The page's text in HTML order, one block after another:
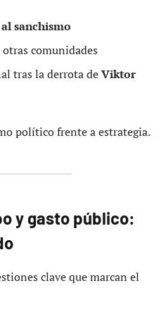
sanchismo
comunidades
tras la derrota deViktor
político frente a estrategia.
y gasto público:
clave que marcan el